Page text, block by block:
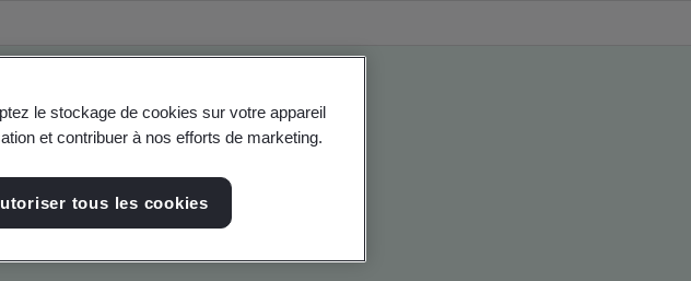
le stockage de cookies sur votre appareil
et contribuer à nos efforts de marketing.
tous les cookies